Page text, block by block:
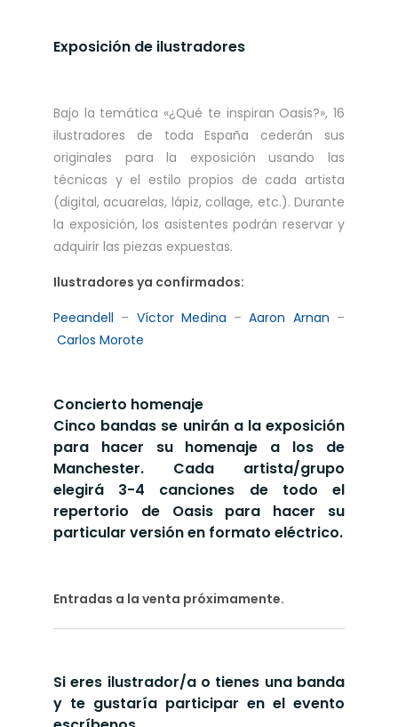
Exposición de ilustradores
Bajo la temática «¿Qué te inspiran Oasis?», 16
ilustradores de toda España cederán sus
originales para la exposición usando las
técnicas y el estilo propios de cada artista
(digital, acuarelas, lápiz, collage, etc.). Durante
la exposición, los asistentes podrán reservar y
adquirir las piezas expuestas.
Ilustradores ya confirmados:
Peeandell – Víctor Medina –Aaron Arnan –
Carlos Morote
Concierto homenaje
Cinco bandas se unirán a la exposición
para hacer su homenaje a los de
Manchester. Cada artista/grupo
elegirá 3-4 canciones de todo el
repertorio de Oasis para hacer su
particular versión en formato eléctrico.
Entradas a la venta próximamente.
Si eres ilustrador/a o tienes una banda
y te gustaría participar en el evento